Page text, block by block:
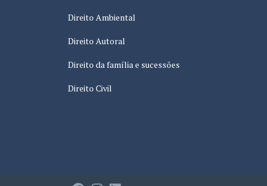
Direito Ambiental
Direito Autoral
Direito da família e sucessões
Direito Civil